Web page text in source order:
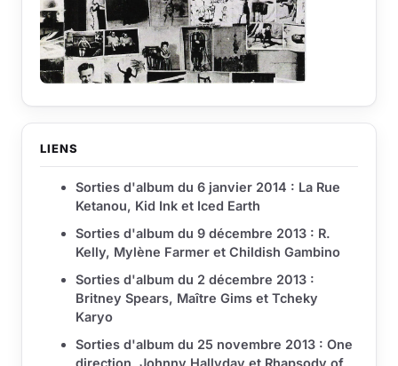
LIENS
Sorties d'album du 6 janvier 2014 : La Rue
Ketanou, Kid Ink et Iced Earth
Sorties d'album du 9 décembre 2013 : R.
Kelly, Mylène Farmer et Childish Gambino
Sorties d'album du 2 décembre 2013 :
Britney Spears, Maître Gims et Tcheky
Karyo
Sorties d'album du 25 novembre 2013 : One
direction, Johnny Hallyday et Rhapsody of